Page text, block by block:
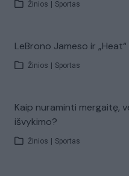
Žinios Sportas
LeBrono Jameso ir
Žinios Sportas
Kaip nuraminti mergaitę,
išvykimo?
Žinios Sportas